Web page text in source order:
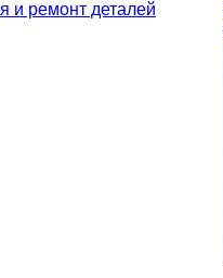
и ремонт деталей